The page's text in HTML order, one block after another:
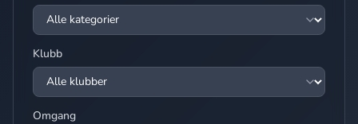
Klubb
Omgang